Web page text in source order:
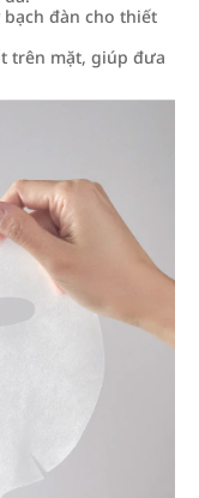
đàn cho thiết
trên mặt, giúp đưa